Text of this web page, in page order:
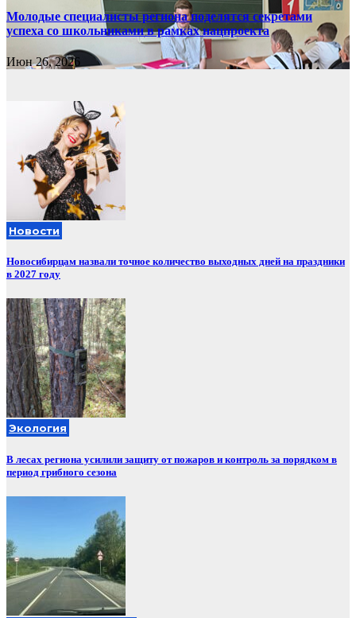
Молодые специалисты региона поделятся секретами
успеха со школьниками в рамках нацпроекта
Июн 26, 2026
Новости
Новосибирцам назвали точное количество выходных дней на праздники
в 2027 году
Экология
В лесах региона усилили защиту от пожаров и контроль за порядком в
период грибного сезона